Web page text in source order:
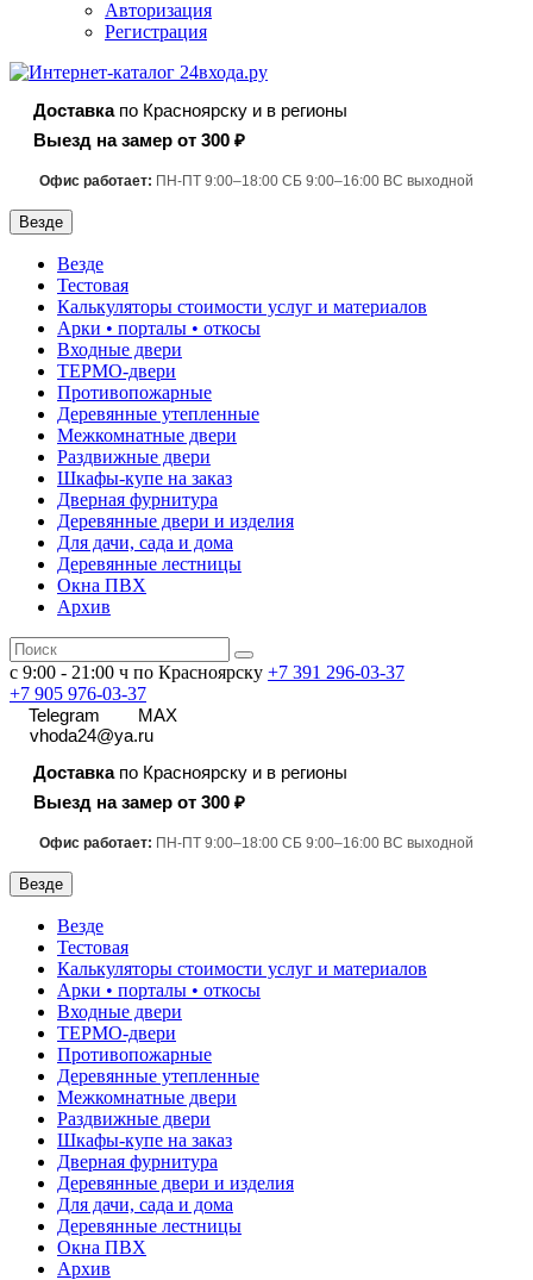
Авторизация
Регистрация
Доставкапо Красноярску и в регионы
Выезд на замер от 300 ₽
Офис работает: ПН-ПТ 9:00–18:00 СБ 9:00–16:00 ВС выходной
Везде
Везде
Тестовая
Калькуляторы стоимости услуг и материалов
Арки • порталы • откосы
Входные двери
ТЕРМО-двери
Противопожарные
Деревянные утепленные
Межкомнатные двери
Раздвижные двери
Шкафы-купе на заказ
Дверная фурнитура
Деревянные двери и изделия
Для дачи, сада и дома
Деревянные лестницы
Окна ПВХ
Архив
с 9:00 - 21:00 ч по Красноярску +7 391 296-03-37
+7 905 976-03-37
Telegram
MAX
vhoda24@ya.ru
Доставкапо Красноярску и в регионы
Выезд на замер от 300 ₽
Офис работает: ПН-ПТ 9:00–18:00 СБ 9:00–16:00 ВС выходной
Везде
Везде
Тестовая
Калькуляторы стоимости услуг и материалов
Арки • порталы • откосы
Входные двери
ТЕРМО-двери
Противопожарные
Деревянные утепленные
Межкомнатные двери
Раздвижные двери
Шкафы-купе на заказ
Дверная фурнитура
Деревянные двери и изделия
Для дачи, сада и дома
Деревянные лестницы
Окна ПВХ
Архив